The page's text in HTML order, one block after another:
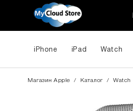
iPhone iPad Watch
Магазин Apple / Каталог / Watch